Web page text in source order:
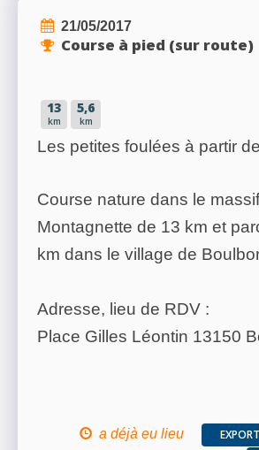
21/05/2017
Course à pied (sur route)
13
km
5,6
km
Les petites foulées à partir
Course nature dans le
Montagnette de 13 km et
km dans le village de
Adresse, lieu de RDV :
Place Gilles Léontin 13150
a déjà eu lieu